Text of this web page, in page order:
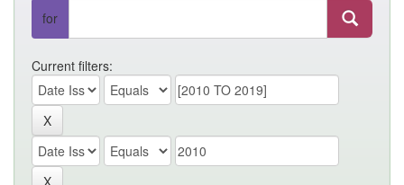
for
Current filters: